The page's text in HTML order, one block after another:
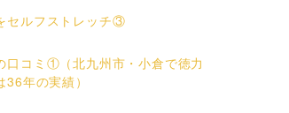
セルフストレッチ③
口コミ①（北九州市・小倉で徳力
36年の実績）